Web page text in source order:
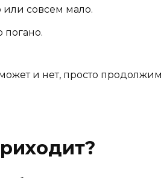
совсем мало.
погано.
и нет, просто